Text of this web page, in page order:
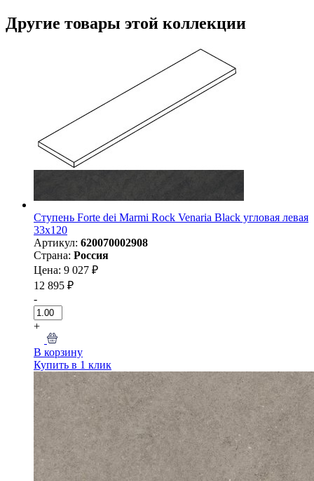
Другие товары этой коллекции
Ступень Forte dei Marmi Rock Venaria Black угловая левая
33x120
Артикул: 620070002908
Страна: Россия
Цена: 9 027 ₽
12 895 ₽
-
+
В корзину
Купить в 1 клик